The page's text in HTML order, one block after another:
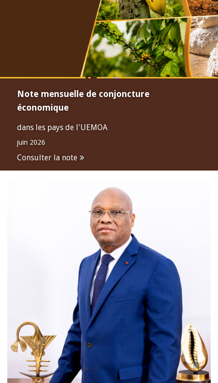
Note mensuelle de conjoncture
économique
dans les pays de l'UEMOA
juin 2026
Consulter la note